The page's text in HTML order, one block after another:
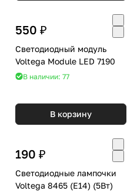
550 ₽
Светодиодный модуль
Voltega Module LED 7190
В наличии: 77
В корзину
190 ₽
Светодиодные лампочки
Voltega 8465 (E14) (5Вт)